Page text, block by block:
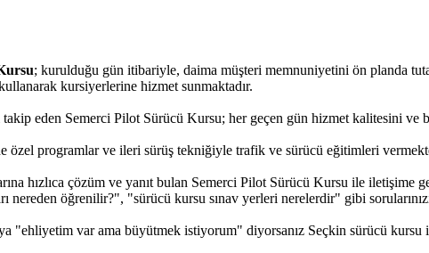
; kurulduğu gün itibariyle, daima müşteri memnuniyetini ön planda
kursiyerlerine hizmet sunmaktadır.
eden Semerci Pilot Sürücü Kursu; her geçen gün hizmet kalitesini ve
özel programlar ve ileri sürüş tekniğiyle trafik ve sürücü eğitimleri
hızlıca çözüm ve yanıt bulan Semerci Pilot Sürücü Kursu ile
nereden öğrenilir?", "sürücü kursu sınav yerleri nerelerdir" gibi
"ehliyetim var ama büyütmek istiyorum" diyorsanız Seçkin sürücü kursu